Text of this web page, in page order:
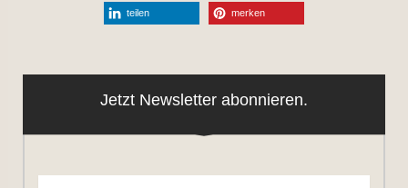
teilen merken
Jetzt Newsletter abonnieren.